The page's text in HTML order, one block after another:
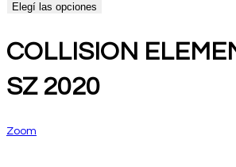
Elegí las opciones
COLLISION
SZ 2020
Zoom